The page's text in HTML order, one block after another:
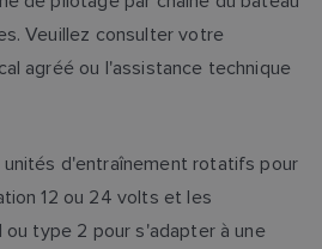
Veuillez consulter votre
agréé ou l'assistance technique
unités d'entraînement rotatifs pour
12 ou 24 volts et les
type 2 pour s'adapter à une